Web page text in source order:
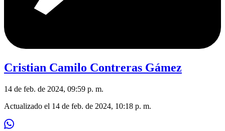
Cristian Camilo Contreras Gámez
14 de feb. de 2024, 09:59 p. m.
Actualizado el 14 de feb. de 2024, 10:18 p. m.